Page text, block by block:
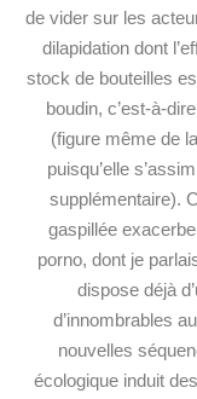
de vider sur les
dilapidation dont
stock de bouteilles
boudin, c’est-à-
(figure même de
puisqu’elle
supplémentaire).
gaspillée
porno, dont je
dispose déjà
d’innombrables
nouvelles
écologique induit